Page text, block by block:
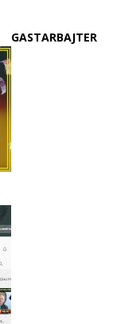
GASTARBAJTER